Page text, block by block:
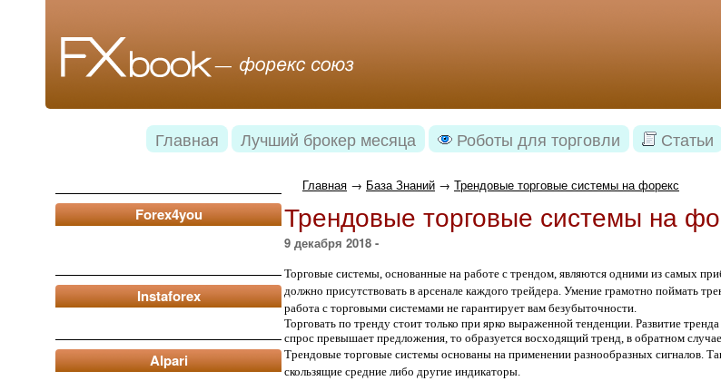
Главная Лучший брокер месяца Роботы для торговли Статьи
Forex4you
Instaforex
Alpari
Главная → База Знаний → Трендовые торговые системы на форекс
Трендовые торговые системы на
9 декабря 2018 -
Торговые системы, основанные на работе с трендом, являются одними из самых
должно присутствовать в арсенале каждого трейдера. Умение грамотно поймать
работа с торговыми системами не гарантирует вам безубыточности.
Торговать по тренду стоит только при ярко выраженной тенденции. Развитие
спрос превышает предложения, то образуется восходящий тренд, в обратном
Трендовые торговые системы основаны на применении разнообразных сигналов.
скользящие средние либо другие индикаторы.